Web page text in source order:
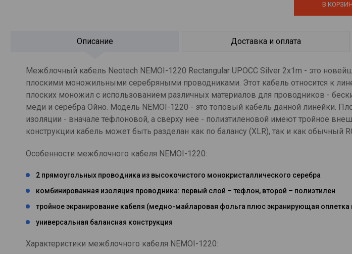
В
Описание Доставка и оплата
Межблочный кабель Neotech NEMOI-1220 Rectangular UPOCC Silver 2x1m - это
плоскими моножильными серебряными проводниками. Этот кабель относится к
плоских моножил с использованием различных материалов для проводников -
меди и серебра Ойно. Модель NEMOI-1220 - это топовый кабель данной линейки.
изоляции - вначале тефлоновой, а сверху нее - полиэтиленовой имеют тройное
конструкции кабель может быть разделан как по балансу (XLR), так и как обычный
Особенности межблочного кабеля NEMOI-1220:
2 прямоугольных проводника из высокочистого монокристаллического серебра
комбинированная изоляция проводника: первый слой – тефлон, второй – полиэтилен
тройное экранирование кабеля (медно-майларовая фольга плюс экранирующая оплетка
универсальная балансная конструкция
Характеристики межблочного кабеля NEMOI-1220: